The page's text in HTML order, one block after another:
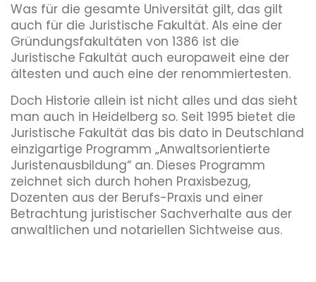
Was für die gesamte Universität gilt, das gilt
auch für die Juristische Fakultät. Als eine der
Gründungsfakultäten von 1386 ist die
Juristische Fakultät auch europaweit eine der
ältesten und auch eine der renommiertesten.
Doch Historie allein ist nicht alles und das sieht
man auch in Heidelberg so. Seit 1995 bietet die
Juristische Fakultät das bis dato in Deutschland
einzigartige Programm „Anwaltsorientierte
Juristenausbildung“ an. Dieses Programm
zeichnet sich durch hohen Praxisbezug,
Dozenten aus der Berufs-Praxis und einer
Betrachtung juristischer Sachverhalte aus der
anwaltlichen und notariellen Sichtweise aus.